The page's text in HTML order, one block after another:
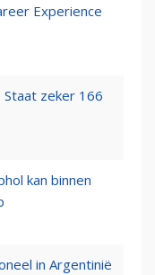
Experience
zeker 166
kan binnen
in Argentinië